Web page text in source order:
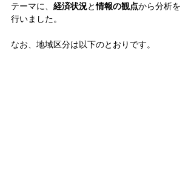
テーマに、 経済状況と情報の観点から分析を
行いました。
なお、地域区分は以下のとおりです。